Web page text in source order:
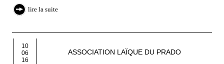
lire la suite
10
06
16
ASSOCIATION LAÏQUE DU PRADO